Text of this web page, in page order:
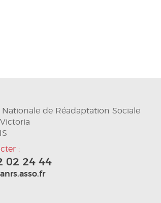
Nationale de Réadaptation Sociale
:
02 24 44